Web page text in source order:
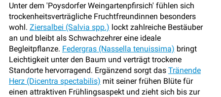
Unter dem 'Poysdorfer Weingartenpfirsich' fühlen sich
trockenheitsverträgliche Fruchtfreundinnen besonders
wohl. Ziersalbei (Salvia spp.) lockt zahlreiche Bestäuber
an und bleibt als Schwachzehrer eine ideale
Begleitpflanze. Federgras (Nassella tenuissima) bringt
Leichtigkeit unter den Baum und verträgt trockene
Standorte hervorragend. Ergänzend sorgt das Tränende
Herz (Dicentra spectabilis) mit seiner frühen Blüte für
einen attraktiven Frühlingsaspekt und zieht sich bis zur